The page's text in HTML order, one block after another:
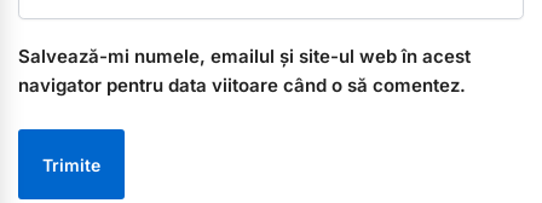
Salvează-mi numele, emailul și site-ul web în acest
navigator pentru data viitoare când o să comentez.